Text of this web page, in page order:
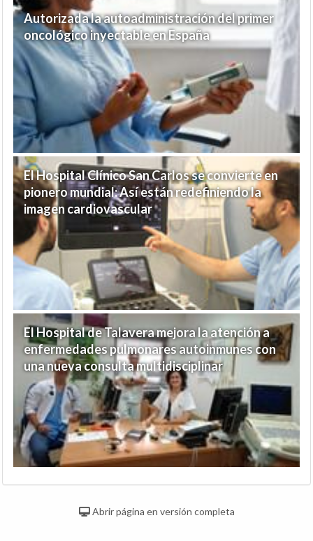
Autorizada la autoadministración del primer
oncológico inyectable en España
El Hospital Clínico San Carlos se convierte en
pionero mundial: Así están redefiniendo la
imagen cardiovascular
El Hospital de Talavera mejora la atención a
enfermedades pulmonares autoinmunes con
una nueva consulta multidisciplinar
Abrir página en versión completa